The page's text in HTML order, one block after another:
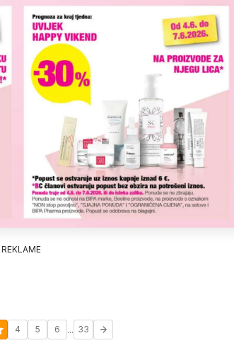
REKLAME
4 5 6 ... 33